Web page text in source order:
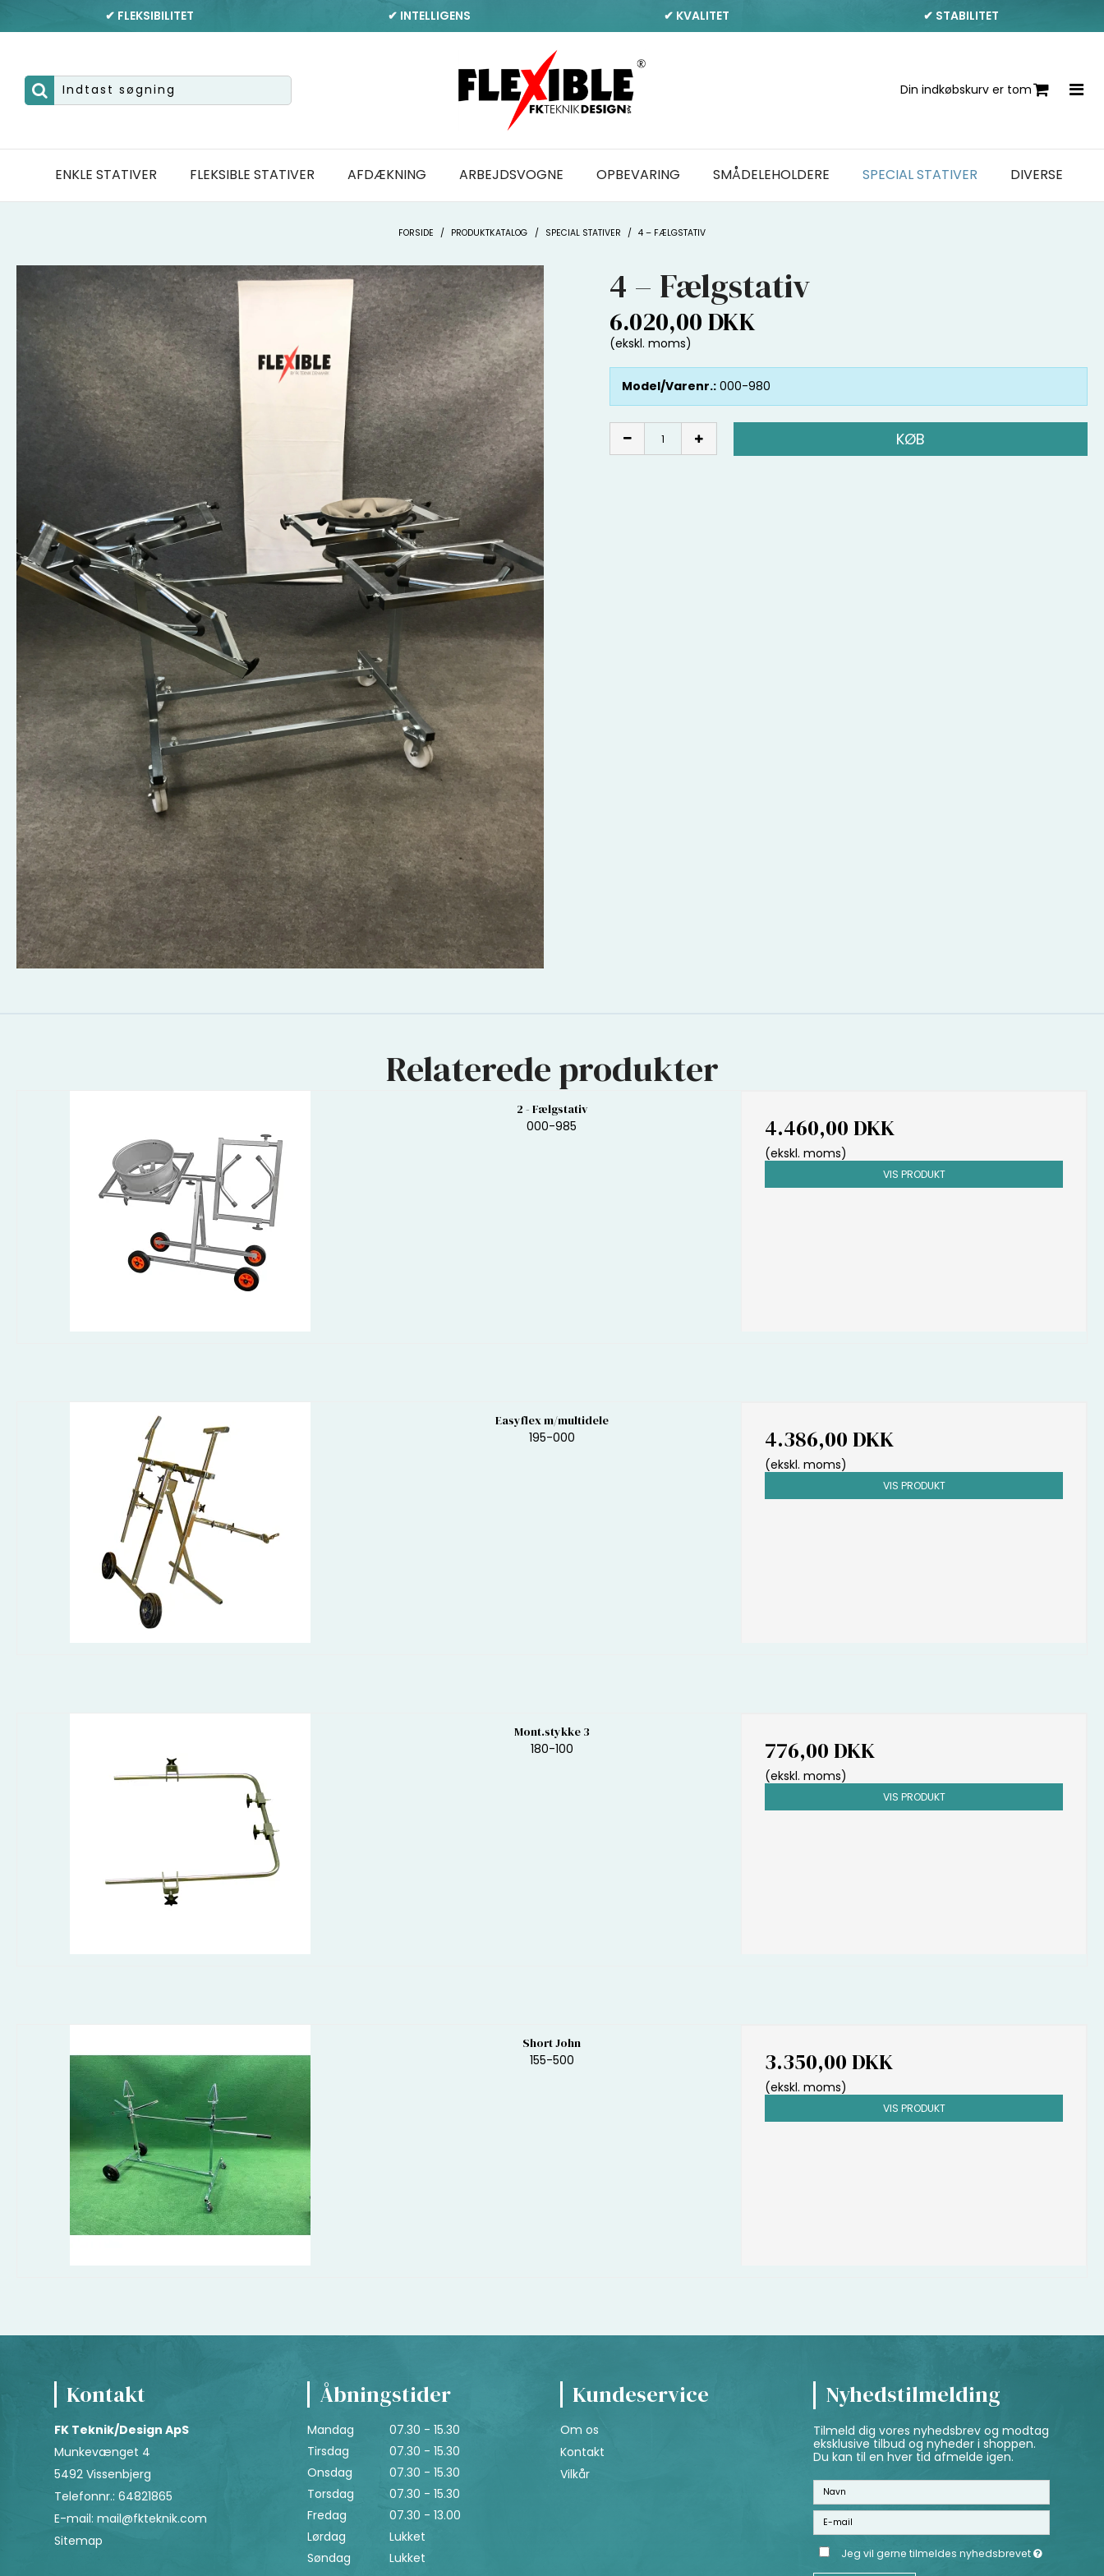
✔ FLEKSIBILITET ✔ INTELLIGENS ✔ KVALITET ✔ STABILITET
Din indkøbskurv er tom
ENKLE STATIVER FLEKSIBLE STATIVER AFDÆKNING ARBEJDSVOGNE OPBEVARING SMÅDELEHOLDERE SPECIAL STATIVER DIVERSE
FORSIDE / PRODUKTKATALOG / SPECIAL STATIVER / 4 – FÆLGSTATIV
4 – Fælgstativ
6.020,00 DKK
(ekskl. moms)
Model/Varenr.: 000-980
KØB
Relaterede produkter
2 - Fælgstativ
000-985
4.460,00 DKK
(ekskl. moms)
VIS PRODUKT
Easyflex m/multidele
195-000
4.386,00 DKK
(ekskl. moms)
VIS PRODUKT
Mont.stykke 3
180-100
776,00 DKK
(ekskl. moms)
VIS PRODUKT
Short John
155-500
3.350,00 DKK
(ekskl. moms)
VIS PRODUKT
Kontakt
FK Teknik/Design ApS
Munkevænget 4
5492 Vissenbjerg
Telefonnr.: 64821865
E-mail: mail@fkteknik.com
Sitemap
Åbningstider
Mandag
07.30 - 15.30
Tirsdag
07.30 - 15.30
Onsdag
07.30 - 15.30
Torsdag
07.30 - 15.30
Fredag
07.30 - 13.00
Lørdag
Lukket
Søndag
Lukket
Kundeservice
Om os
Kontakt
Vilkår
Nyhedstilmelding
Tilmeld dig vores nyhedsbrev og modtag
eksklusive tilbud og nyheder i shoppen.
Du kan til en hver tid afmelde igen.
Jeg vil gerne tilmeldes nyhedsbrevet